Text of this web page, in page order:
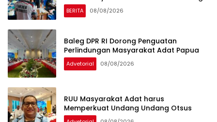
WBP dan Warga Sekitar
BERITA 08/08/2026
Baleg DPR RI Dorong Penguatan
Perlindungan Masyarakat Adat Papua
Advetorial 08/08/2026
RUU Masyarakat Adat harus
Memperkuat Undang Undang Otsus